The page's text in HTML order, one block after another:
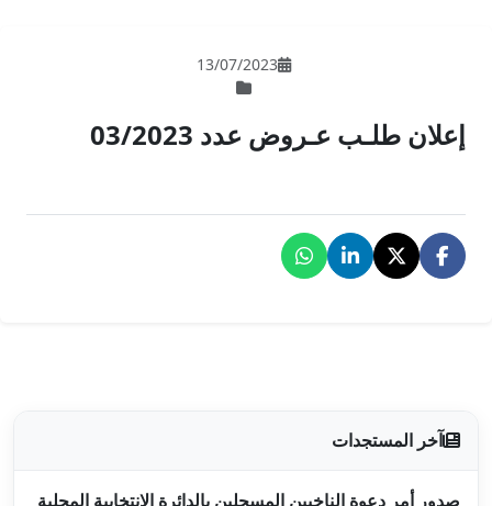
03/2023
بالدائرة الانتخابية المحلية